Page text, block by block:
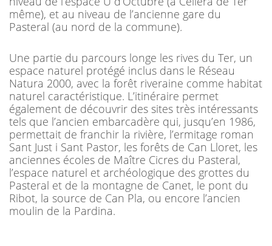
même), et au niveau de l’ancienne gare du
Pasteral (au nord de la commune).
Une partie du parcours longe les rives du Ter, un
espace naturel protégé inclus dans le Réseau
Natura 2000, avec la forêt riveraine comme habitat
naturel caractéristique. L’itinéraire permet
également de découvrir des sites très intéressants
tels que l’ancien embarcadère qui, jusqu’en 1986,
permettait de franchir la rivière, l’ermitage roman
Sant Just i Sant Pastor, les forêts de Can Lloret, les
anciennes écoles de Maître Cicres du Pasteral,
l’espace naturel et archéologique des grottes du
Pasteral et de la montagne de Canet, le pont du
Ribot, la source de Can Pla, ou encore l’ancien
moulin de la Pardina.